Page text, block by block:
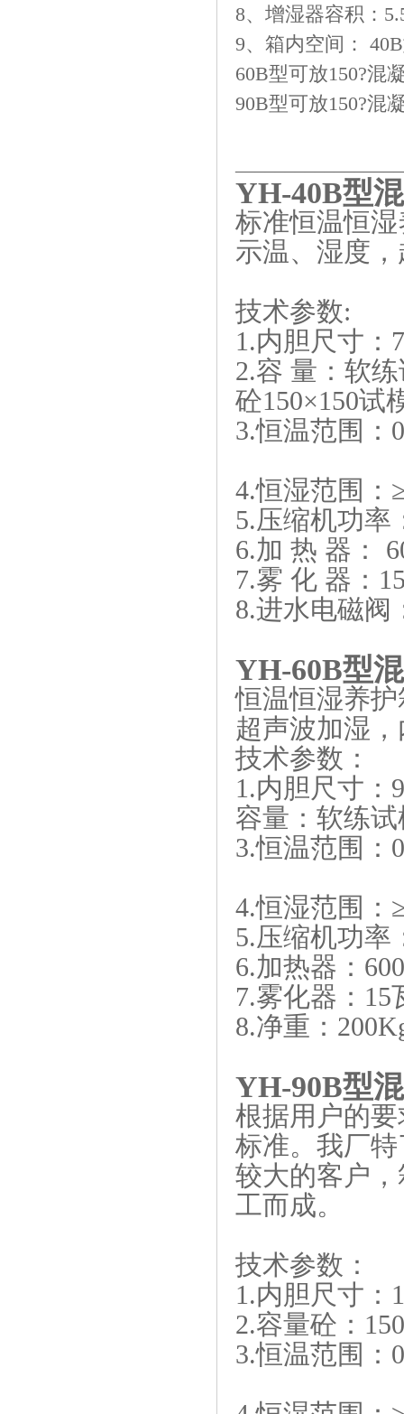
8、增湿器容积：
9、箱内空间：
60B型可放150?混
90B型可放150?混
YH-40B型
标准恒温恒
示温、湿度
技术参数:
1.内胆尺寸：
2.容 量：软
砼150×150试
3.恒温范围
4.恒湿范围：
5.压缩机功率
6.加 热 器：
7.雾 化 器：
8.进水电磁阀
YH-60B型
恒温恒湿养
超声波加湿
技术参数：
1.内胆尺寸：
容量：软练试
3.恒温范围
4.恒湿范围：
5.压缩机功率
6.加热器：
7.雾化器：15
8.净重：
YH-90B型
根据用户的
标准。我厂
较大的客户
工而成。
技术参数：
1.内胆尺寸：
2.容量砼：
3.恒温范围